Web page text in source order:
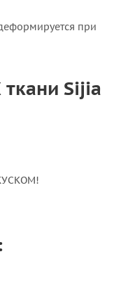
при
Sijia